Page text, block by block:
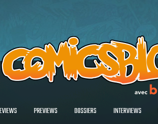
PREVIEWS DOSSIERS INTERVIEWS